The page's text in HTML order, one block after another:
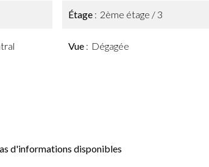
Étage 2ème étage / 3
Vue Dégagée
d'informations disponibles